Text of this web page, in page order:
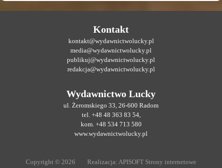
Kontakt
kontakt@wydawnictwolucky.pl
media@wydawnictwolucky.pl
publikuj@wydawnictwolucky.pl
redakcja@wydawnictwolucky.pl
Wydawnictwo Lucky
ul. Żeromskiego 33, 26-600 Radom
tel. +48 48 363 83 54,
kom. +48 534 713 580
www.wydawnictwolucky.pl
Copyright © 2026 Realizacja: APISOFT Strony internetowe